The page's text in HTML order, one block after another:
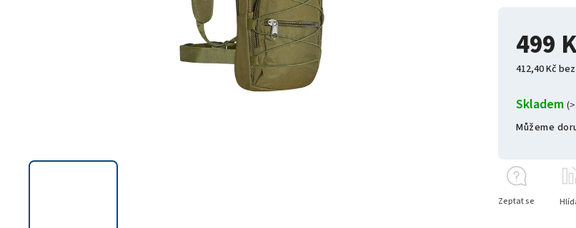
499
412,40 Kč bez
Skladem
Můžeme
Zeptat se